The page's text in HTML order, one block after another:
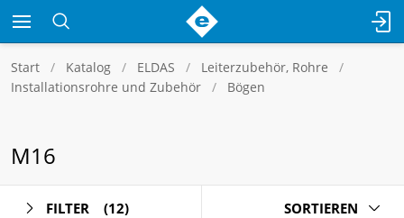
Start Katalog ELDAS
Leiterzubehör, Rohre
Installationsrohre und Zubehör
Bögen
M16
FILTER (12) SORTIEREN